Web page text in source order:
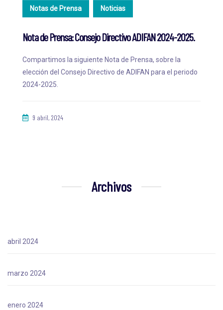
Notas de Prensa Noticias
Nota de Prensa: Consejo Directivo ADIFAN 2024-2025.
Compartimos la siguiente Nota de Prensa, sobre la
elección del Consejo Directivo de ADIFAN para el periodo
2024-2025.
9 abril, 2024
Archivos
abril 2024
marzo 2024
enero 2024